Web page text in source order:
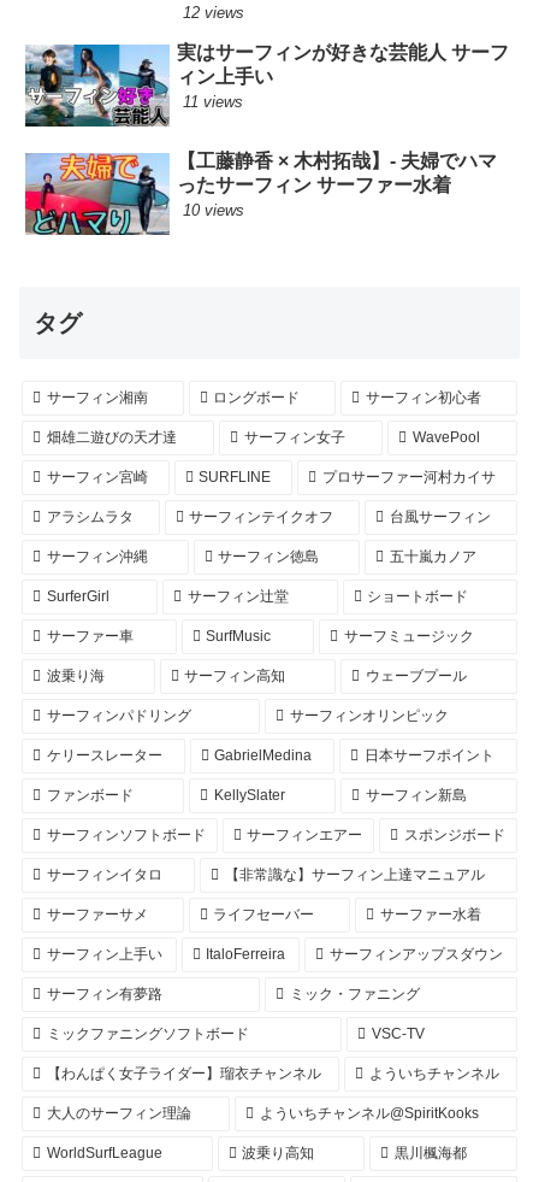
ロングボード
12 views
実はサーフィンが好きな芸能人 サーフ
ィン上手い
11 views
【工藤静香 × 木村拓哉】- 夫婦でハマ
ったサーフィン サーファー水着
10 views
タグ
サーフィン湘南 ロングボード サーフィン初心者
畑雄二遊びの天才達 サーフィン女子 WavePool
サーフィン宮崎 SURFLINE プロサーファー河村カイサ
アラシムラタ サーフィンテイクオフ 台風サーフィン
サーフィン沖縄 サーフィン徳島 五十嵐カノア
SurferGirl サーフィン辻堂 ショートボード
サーファー車 SurfMusic サーフミュージック
波乗り海 サーフィン高知 ウェーブプール
サーフィンパドリング サーフィンオリンピック
ケリースレーター GabrielMedina 日本サーフポイント
ファンボード KellySlater サーフィン新島
サーフィンソフトボード サーフィンエアー スポンジボード
サーフィンイタロ 【非常識な】サーフィン上達マニュアル
サーファーサメ ライフセーバー サーファー水着
サーフィン上手い ItaloFerreira サーフィンアップスダウン
サーフィン有夢路 ミック・ファニング
ミックファニングソフトボード VSC-TV
【わんぱく女子ライダー】瑠衣チャンネル よういちチャンネル
大人のサーフィン理論 よういちチャンネル@SpiritKooks
WorldSurfLeague 波乗り高知 黒川楓海都